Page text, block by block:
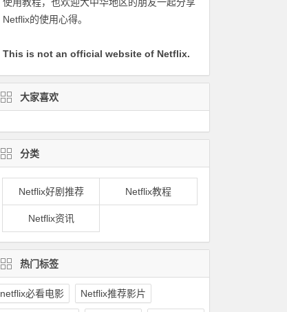
Netflix的使用心得。
This is not an official website of Netflix.
大家喜欢
分类
Netflix好剧推荐 Netflix教程
Netflix资讯
热门标签
netflix必看电影 Netflix推荐影片